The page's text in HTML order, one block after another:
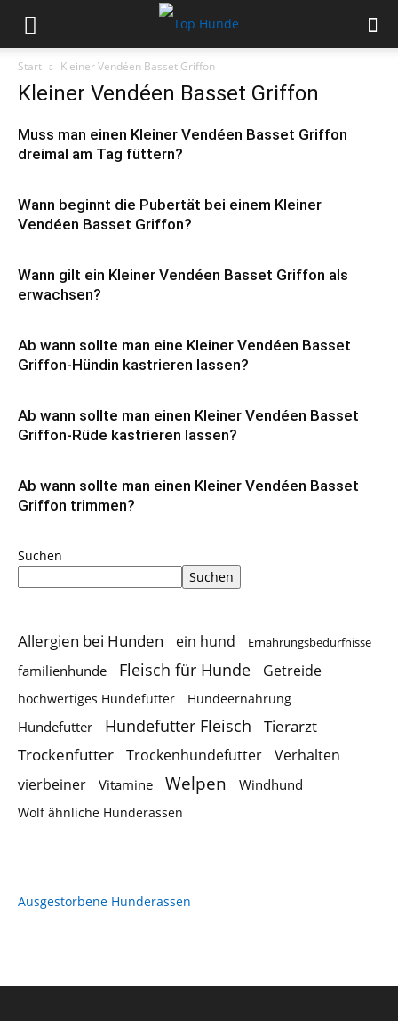
Start Kleiner Vendéen Basset Griffon
Kleiner Vendéen Basset Griffon
Muss man einen Kleiner Vendéen Basset Griffon
dreimal am Tag füttern?
Wann beginnt die Pubertät bei einem Kleiner
Vendéen Basset Griffon?
Wann gilt ein Kleiner Vendéen Basset Griffon als
erwachsen?
Ab wann sollte man eine Kleiner Vendéen Basset
Griffon-Hündin kastrieren lassen?
Ab wann sollte man einen Kleiner Vendéen Basset
Griffon-Rüde kastrieren lassen?
Ab wann sollte man einen Kleiner Vendéen Basset
Griffon trimmen?
Suchen
Suchen
Allergien bei Hunden ein hund Ernährungsbedürfnisse
familienhunde Fleisch für Hunde Getreide
hochwertiges Hundefutter Hundeernährung
Hundefutter Hundefutter Fleisch
Tierarzt
Trockenfutter
Trockenhundefutter
Verhalten
vierbeiner
Vitamine Welpen Windhund
Wolf ähnliche Hunderassen
Ausgestorbene Hunderassen